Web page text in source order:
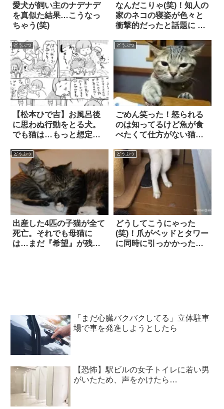
愛犬が飼い主のナデナデ
を真似た結果…こうなっ
ちゃう(笑)
なんだこりゃ(笑)！知人の
家のネコの寝姿が色々と
衝撃的だったと話題に 4
どうぶつ
【松本ひで吉】お風呂後
に思わぬ行動をとる犬。
でも猫は…もっと想定
どうぶつ
ごめん笑った！怒られる
のは知ってるけど魚が食
べたくて仕方がない猫の
どうぶつ
出産した4匹の子猫が全て
死亡。それでも母猫に
は…まだ『希望』が残っ
どうぶつ
どうしてこうにゃった
(笑)！爪がベッドとタワー
に同時に引っかかったネ
「まだ心臓バクバクしてる」立体駐車
場で車を発進しようとしたら
【恐怖】駅ビルの女子トイレに若い男
がいたため、声をかけたら…